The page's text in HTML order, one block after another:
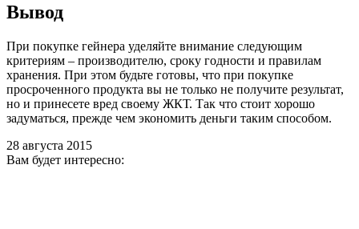
Вывод
При покупке гейнера уделяйте внимание следующим
критериям – производителю, сроку годности и правилам
хранения. При этом будьте готовы, что при покупке
просроченного продукта вы не только не получите результат,
но и принесете вред своему ЖКТ. Так что стоит хорошо
задуматься, прежде чем экономить деньги таким способом.
28 августа 2015
Вам будет интересно: